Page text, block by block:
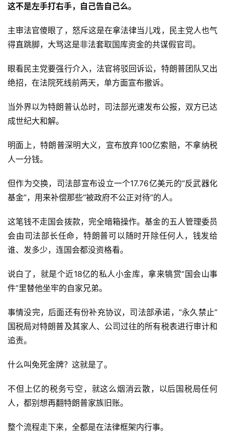
这不是左手打右手， 自己告自己么。
主审法官傻眼了，怒斥这是在拿法律当儿戏，民主党人也气
得直跳脚，大骂这是非法套取国库资金的共谋假官司。
眼看民主党要强行介入，法官将驳回诉讼，特朗普团队又出
绝招，在法院死线前两天，单方面宣布撤诉。
当外界以为特朗普认怂时，司法部光速发布公报，双方已达
成世纪大和解。
明面上，特朗普深明大义，宣布放弃100亿索赔，不拿纳税
人一分钱。
但作为交换，司法部宣布设立一个17.76亿美元的“反武器化
基金”，用来补偿那些“被政府不公正对待”的人。
这笔钱不走国会拨款，完全暗箱操作。基金的五人管理委员
会由司法部长任命，特朗普可以随时开除任何人，钱发给
谁、发多少，连国会都没资格看。
说白了，就是个近18亿的私人小金库，拿来犒赏“国会山事
件”里替他坐牢的自家兄弟。
事情没完，后面还有份补充协议，司法部承诺，“永久禁止”
国税局对特朗普及其家人、公司过往的所有税表进行审计和
追责。
什么叫免死金牌？这就是了。
不但上亿的税务亏空，就这么烟消云散，以后国税局任何
人，都别想再翻特朗普家族旧账。
整个流程走下来，全都是在法律框架内行事。